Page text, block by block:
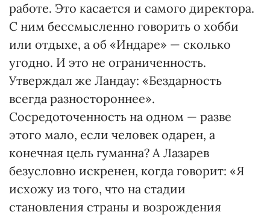
работе. Это касается и самого директора.
С ним бессмысленно говорить о хобби
или отдыхе, а об «Индаре» — сколько
угодно. И это не ограниченность.
Утверждал же Ландау: «Бездарность
всегда разностороннее».
Сосредоточенность на одном — разве
этого мало, если человек одарен, а
конечная цель гуманна? А Лазарев
безусловно искренен, когда говорит: «Я
исхожу из того, что на стадии
становления страны и возрождения